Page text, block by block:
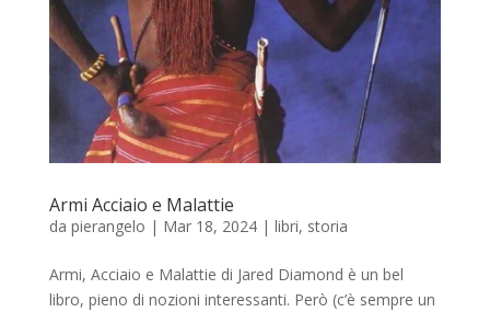
Armi Acciaio e Malattie
da pierangelo | Mar 18, 2024| libri, storia
Armi, Acciaio e Malattie di Jared Diamond è un bel
libro, pieno di nozioni interessanti. Però (c’è sempre un